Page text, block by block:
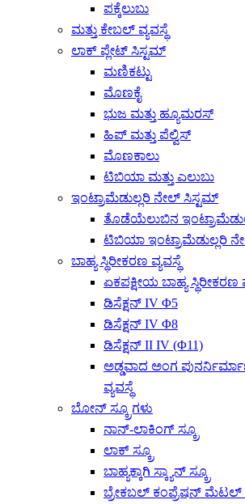
ಪಕ್ಕೆಲುಬು
ಮತ್ತು ಕೇಬಲ್ ವ್ಯವಸ್ಥೆ
ಲಾಕ್ ಪ್ಲೇಟ್ ಸಿಸ್ಟಮ್
ಮಣಿಕಟ್ಟು
ಮೊಣಕೈ
ಭುಜ ಮತ್ತು ಹ್ಯೂಮರಸ್
ಹಿಪ್ ಮತ್ತು ಪೆಲ್ವಿಸ್
ಮೊಣಕಾಲು
ಟಿಬಿಯಾ ಮತ್ತು ಎಲುಬು
ಇಂಟ್ರಾಮೆಡುಲ್ಲರಿ ನೇಲ್ ಸಿಸ್ಟಮ್
ತೊಡೆಯೆಲುಬಿನ
ಟಿಬಿಯಾ ಇಂಟ್ರಾಮೆಡುಲ್ಲರಿ
ಬಾಹ್ಯ ಸ್ಥಿರೀಕರಣ ವ್ಯವಸ್ಥೆ
ಏಕಪಕ್ಷೀಯ ಬಾಹ್ಯ ಸ್ಥಿರೀಕರಣ
ಡಿಸೆಕ್ಷನ್ IV Φ5
ಡಿಸೆಕ್ಷನ್ IV Φ8
ಡಿಸೆಕ್ಷನ್ II ​​IV (Φ11)
ಅಡ್ಡವಾದ ಅಂಗ
ವ್ಯವಸ್ಥೆ
ಬೋನ್ ಸ್ಕ್ರೂಗಳು
ನಾನ್-ಲಾಕಿಂಗ್ ಸ್ಕ್ರೂ
ಲಾಕ್ ಸ್ಕ್ರೂ
ಬಾಹ್ಯಕ್ಕಾಗಿ ಸ್ಕ್ಯಾನ್ ಸ್ಕ್ರೂ
ಬ್ರೇಕಬಲ್ ಕಂಪ್ರೆಷನ್ ಮೆಟಲ್